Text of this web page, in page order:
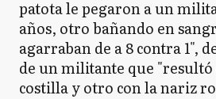
patota le pegaron a un
años, otro bañando en
agarraban de a 8 contra 1",
de un militante que "resultó
costilla y otro con la nariz